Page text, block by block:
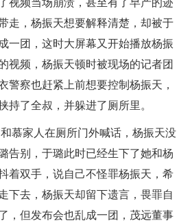
视频当场崩溃，甚至有了早产的迹
走，杨振天想要解释清楚，却被于
一团，这时大屏幕又开始播放杨振
视频，杨振天顿时被现场的记者团
警察也赶紧上前想要控制杨振天，
持了全叔，并躲进了厕所里。
慕家人在厕所门外喊话，杨振天没
告别，于璐此时已经生下了她和杨
着双手，说自己不怪罪杨振天，希
下去，杨振天却留下遗言，畏罪自
，但发布会也乱成一团，茂远董事